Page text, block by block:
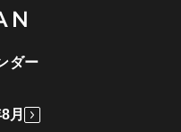
ダー
月